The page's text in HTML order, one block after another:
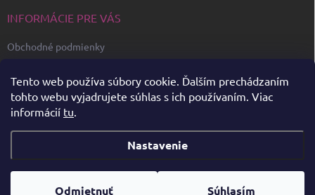
Tento web používa súbory cookie. Ďalším prechádzaním
tohto webu vyjadrujete súhlas s ich používaním. Viac
informácií tu.
Nastavenie
Odmietnuť Súhlasím
INFORMÁCIE PRE VÁS
Obchodné podmienky
Podmienky reklamácie
Vzorový reklamačný formulár
Copyright 2026 . Všetky práva vyhradené.